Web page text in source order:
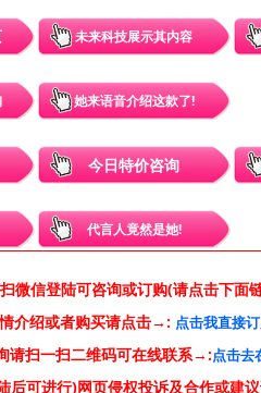
未来科技展示其内容
她来语音介绍这款了!
今日特价咨询
代言人竟然是她!
微信登陆可咨询或订购(请点击下面
介绍或者购买请点击→: 点击我直接
请扫一扫二维码可在线联系→:点击
后可进行)网页侵权投诉及合作或建